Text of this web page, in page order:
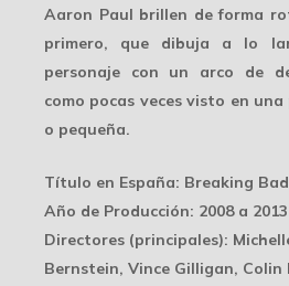
Aaron Paul brillen de forma
primero, que dibuja a lo
personaje con un arco de
como pocas veces visto en
o pequeña.
Título en España: Breaking Bad
Año de Producción: 2008 a 2013
Directores (principales):
Bernstein, Vince Gilligan, Colin